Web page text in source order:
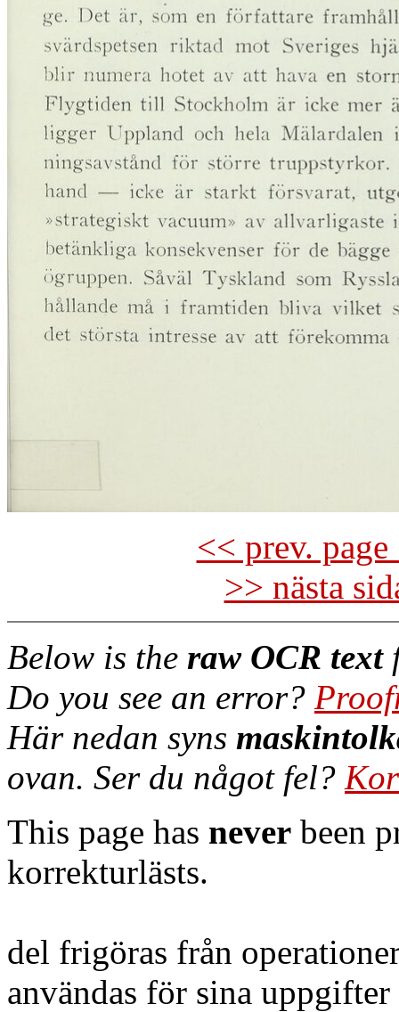
<< prev.
>> nästa
Below is the raw OCR text
Do you see an error?
Här nedan syns
ovan. Ser du något fel?
This page has never been
korrekturlästs.
del frigöras från
användas för sina